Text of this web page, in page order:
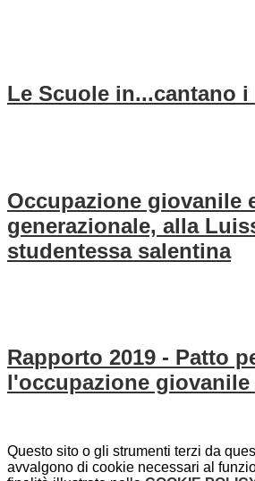
Le Scuole in...cantano
Occupazione giovanile
generazionale, alla
studentessa salentina
Rapporto 2019 - Patto
l'occupazione giovanile
Questo sito o gli strumenti terzi da
avvalgono di cookie necessari al